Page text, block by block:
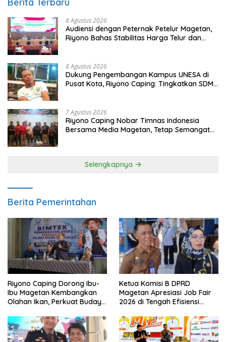
Berita Terbaru
8 Agustus 2026
Audiensi dengan Peternak Petelur Magetan,
Riyono Bahas Stabilitas Harga Telur dan
8 Agustus 2026
Dukung Pengembangan Kampus UNESA di
Pusat Kota, Riyono Caping: Tingkatkan SDM
7 Agustus 2026
Riyono Caping Nobar Timnas Indonesia
Bersama Media Magetan, Tetap Semangat
Selengkapnya
Berita Pemerintahan
Riyono Caping Dorong Ibu-
Ibu Magetan Kembangkan
Olahan Ikan, Perkuat Budaya
Ketua Komisi B DPRD
Magetan Apresiasi Job Fair
2026 di Tengah Efisiensi